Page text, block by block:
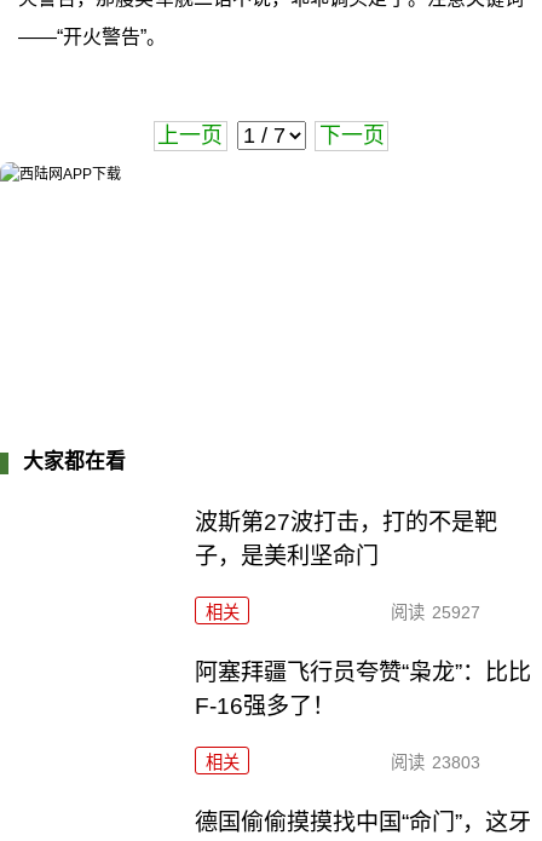
——“开火警告”。
上一页 下一页
大家都在看
波斯第27波打击，打的不是靶
子，是美利坚命门
相关 阅读 25927
阿塞拜疆飞行员夸赞“枭龙”：比比
F-16强多了！
相关 阅读 23803
德国偷偷摸摸找中国“命门”，这牙